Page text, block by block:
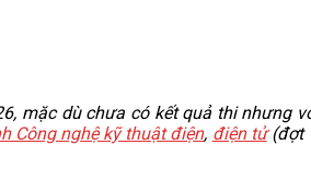
mặc dù chưa có kết quả thi nhưng
Công nghệ kỹ thuật điện, điện tử(đợt